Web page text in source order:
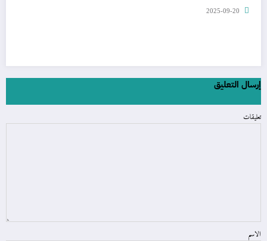
2025-09-20
إرسال التعليق
تعليقات
الاسم